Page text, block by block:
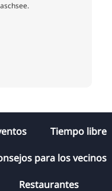
Tiempo libre
para los vecinos
Restaurantes